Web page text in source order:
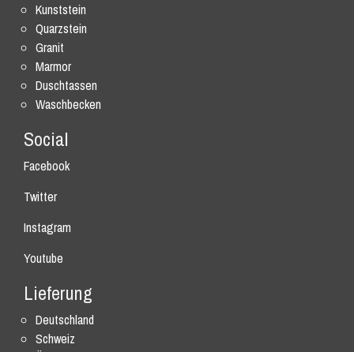
Kunststein
Quarzstein
Granit
Marmor
Duschtassen
Waschbecken
Social
Facebook
Twitter
Instagram
Youtube
Lieferung
Deutschland
Schweiz